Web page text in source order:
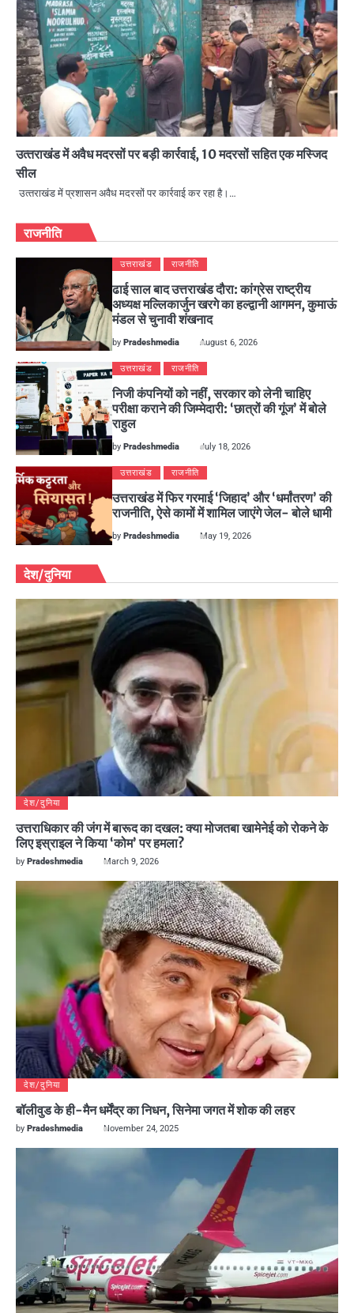
उत्‍तराखंड में अवैध मदरसों पर बड़ी कार्रवाई, 10 मदरसों सहित एक मस्जिद
सील
उत्‍तराखंड में प्रशासन अवैध मदरसों पर कार्रवाई कर रहा है।…
राजनीति
उत्तराखंड राजनीति
ढाई साल बाद उत्तराखंड दौरा: कांग्रेस राष्ट्रीय
अध्यक्ष मल्लिकार्जुन खरगे का हल्द्वानी आगमन, कुमाऊं
मंडल से चुनावी शंखनाद
by Pradeshmedia August 6, 2026
उत्तराखंड राजनीति
निजी कंपनियों को नहीं, सरकार को लेनी चाहिए
परीक्षा कराने की जिम्मेदारी: ‘छात्रों की गूंज’ में बोले
राहुल
by Pradeshmedia July 18, 2026
उत्तराखंड राजनीति
उत्तराखंड में फिर गरमाई ‘जिहाद’ और ‘धर्मांतरण’ की
राजनीति, ऐसे कामों में शामिल जाएंगे जेल- बोले धामी
by Pradeshmedia May 19, 2026
देश/दुनिया
देश/दुनिया
उत्तराधिकार की जंग में बारूद का दखल: क्या मोजतबा खामेनेई को रोकने के
लिए इस्राइल ने किया ‘कोम’ पर हमला?
by Pradeshmedia March 9, 2026
देश/दुनिया
बॉलीवुड के ही-मैन धर्मेंद्र का निधन, सिनेमा जगत में शोक की लहर
by Pradeshmedia November 24, 2025